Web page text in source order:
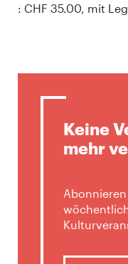
: CHF 35.00, mit
Keine
mehr